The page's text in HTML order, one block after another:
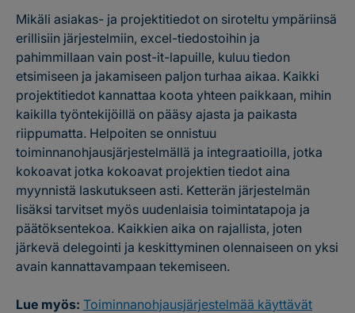
Mikäli asiakas- ja projektitiedot on siroteltu ympäriinsä
erillisiin järjestelmiin, excel-tiedostoihin ja
pahimmillaan vain post-it-lapuille, kuluu tiedon
etsimiseen ja jakamiseen paljon turhaa aikaa. Kaikki
projektitiedot kannattaa koota yhteen paikkaan, mihin
kaikilla työntekijöillä on pääsy ajasta ja paikasta
riippumatta. Helpoiten se onnistuu
toiminnanohjausjärjestelmällä ja integraatioilla, jotka
kokoavat jotka kokoavat projektien tiedot aina
myynnistä laskutukseen asti. Ketterän järjestelmän
lisäksi tarvitset myös uudenlaisia toimintatapoja ja
päätöksentekoa. Kaikkien aika on rajallista, joten
järkevä delegointi ja keskittyminen olennaiseen on yksi
avain kannattavampaan tekemiseen.
Lue myös: Toiminnanohjausjärjestelmää käyttävät